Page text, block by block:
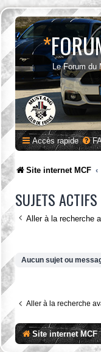
*
Le Forum du
Accès rapide
Site internet MCF
SUJETS ACTIFS
Aller à la recherche
Aucun sujet ou
Aller à la recherche
Site internet MCF